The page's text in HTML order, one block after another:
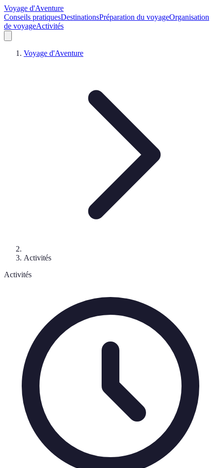
Voyage d'Aventure
Conseils pratiquesDestinationsPréparation du voyageOrganisation
de voyageActivités
Voyage d'Aventure
Activités
Activités